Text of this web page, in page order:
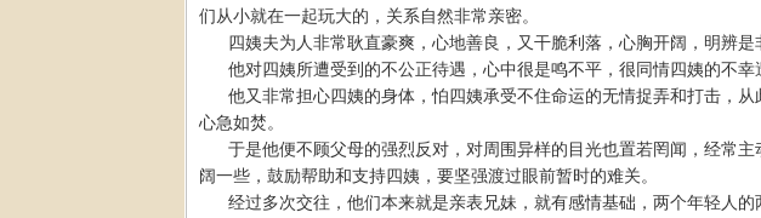
们从小就在一起玩大的，关系自然非常亲密。
四姨夫为人非常耿直豪爽，心地善良，又干脆利落，心胸开阔，明辨是
他对四姨所遭受到的不公正待遇，心中很是鸣不平，很同情四姨的不幸
他又非常担心四姨的身体，怕四姨承受不住命运的无情捉弄和打击，
心急如焚。
于是他便不顾父母的强烈反对，对周围异样的目光也置若罔闻，经常
阔一些，鼓励帮助和支持四姨，要坚强渡过眼前暂时的难关。
经过多次交往，他们本来就是亲表兄妹，就有感情基础，两个年轻人的